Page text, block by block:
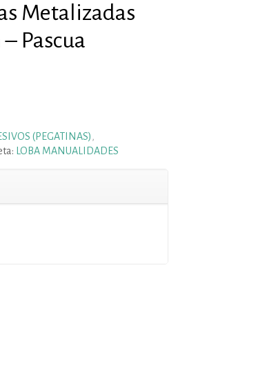
Metalizadas
Pascua
(PEGATINAS)
LOBA MANUALIDADES